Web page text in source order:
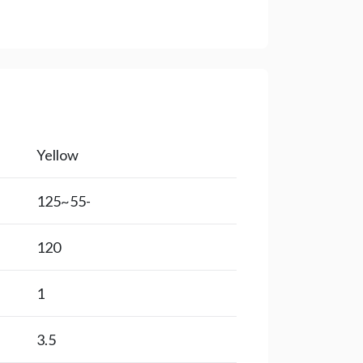
Yellow
-55~125
120
1
3.5